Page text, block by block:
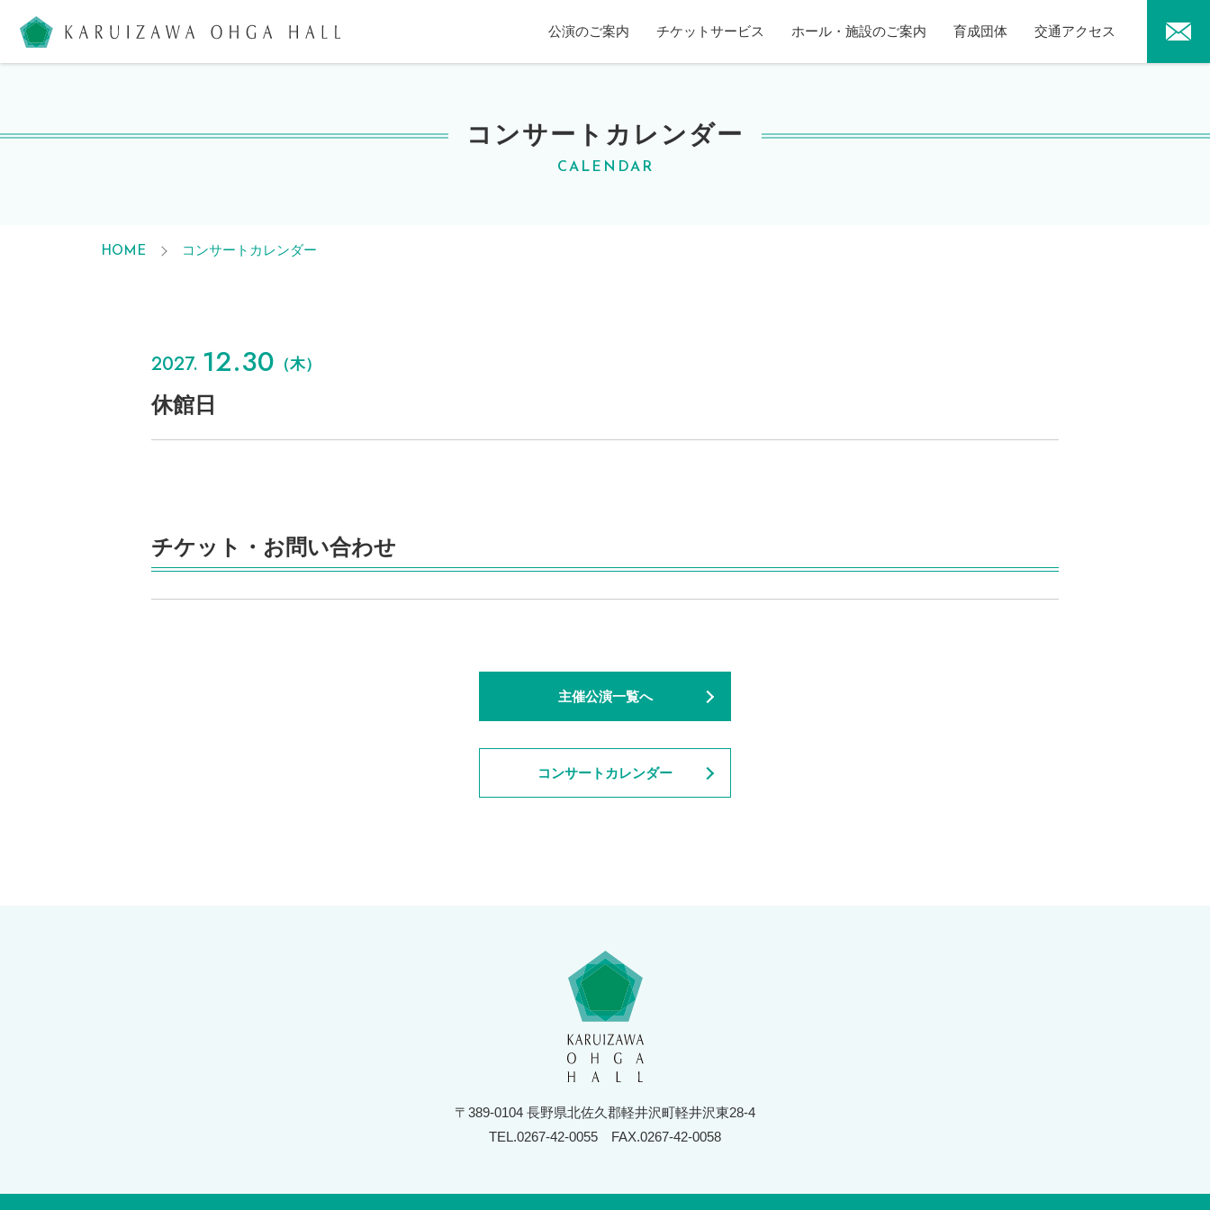
公演のご案内 チケットサービス ホール・施設のご案内 育成団体 交通アクセス
コンサートカレンダー
CALENDAR
HOME コンサートカレンダー
2027. 12.30 （木）
休館日
チケット・お問い合わせ
主催公演一覧へ
コンサートカレンダー
〒389-0104 長野県北佐久郡軽井沢町軽井沢東28-4
TEL.0267-42-0055 FAX.0267-42-0058